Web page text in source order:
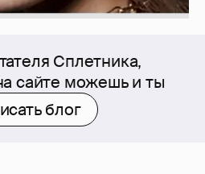
Сплетника,
сайте можешь и ты
блог